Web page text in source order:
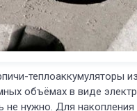
теплоаккумуляторы
объёмах в виде
не нужно. Для накопления